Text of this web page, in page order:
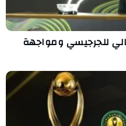
للجرجيسي ومواجهة